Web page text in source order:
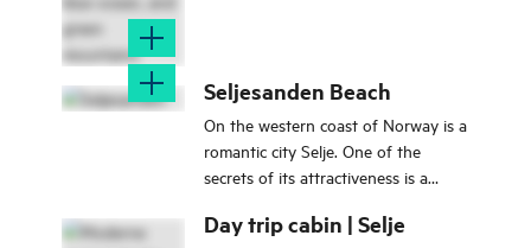
round
Seljesanden Beach
On the western coast of Norway is a
romantic city Selje. One of the
secrets of its attractiveness is a
incredibly popular among the
Day trip cabin | Selje